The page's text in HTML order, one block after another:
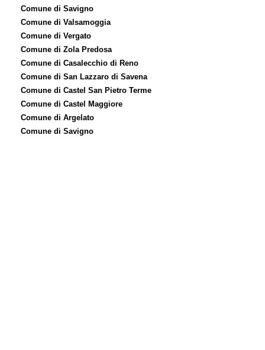
Comune di Savigno
Comune di Valsamoggia
Comune di Vergato
Comune di Zola Predosa
Comune di Casalecchio di Reno
Comune di San Lazzaro di Savena
Comune di Castel San Pietro Terme
Comune di Castel Maggiore
Comune di Argelato
Comune di Savigno